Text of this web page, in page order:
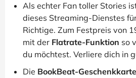
Als echter Fan toller Stories
dieses Streaming-Dienstes
Richtige. Zum Festpreis von
mit der Flatrate-Funktion so
du möchtest. Verliere dich in
Die BookBeat-